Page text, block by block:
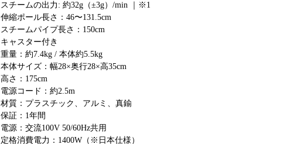
スチームの出力: 約32g（±3g）/min ｜※1
伸縮ポール長さ：46〜131.5cm
スチームパイプ長さ：150cm
キャスター付き
重量：約7.4kg / 本体約5.5kg
本体サイズ：幅28×奥行28×高35cm
高さ：175cm
電源コード：約2.5m
材質：プラスチック、アルミ、真鍮
保証：1年間
電源：交流100V 50/60Hz共用
定格消費電力：1400W（※日本仕様）